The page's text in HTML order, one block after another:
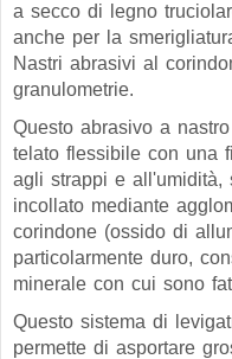
a secco di legno
anche per la
Nastri abrasivi al
granulometrie.
Questo abrasivo a
telato flessibile con una
agli strappi e all'umidità,
incollato mediante
corindone (ossido di
particolarmente duro,
minerale con cui sono
Questo sistema di
permette di asportare